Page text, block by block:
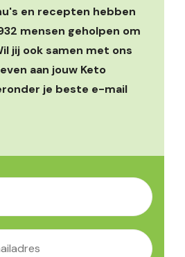
en recepten hebben
mensen geholpen om
jij ook samen met ons
aan jouw Keto
je beste e-mail